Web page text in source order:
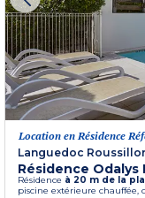
Location en Résidence
Languedoc
Résidence Odalys
Résidence à 20 m de la
piscine extérieure